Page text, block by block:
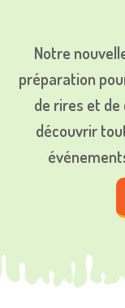
Notre
préparation
de rires et de
découvrir